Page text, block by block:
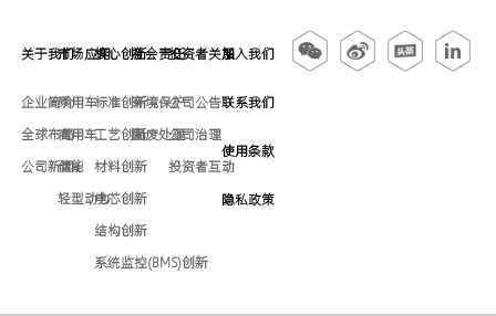
关于我们
企业简介
全球布局
公司新闻
市场应用
乘用车
商用车
储能
轻型动力
核心创新
标准创新
工艺创新
材料创新
电芯创新
结构创新
系统监控(BMS)创新
社会责任
环境保护
固废处理
投资者关系
公司公告
公司治理
投资者互动
加入我们
联系我们
使用条款
隐私政策